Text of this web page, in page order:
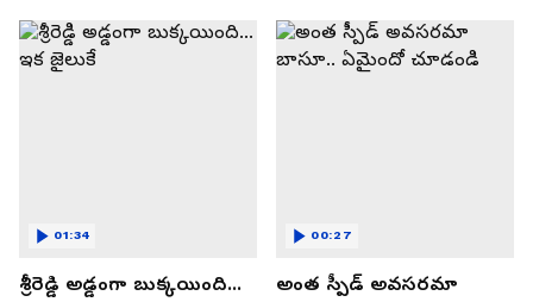
శ్రీరెడ్డి అడ్డంగా బుక్కయింది...
01:34
అంత స్పీడ్ అవసరమా
00:27